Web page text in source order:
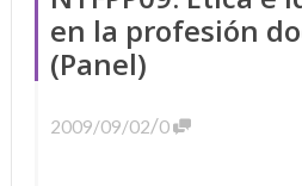
en la profesión
(Panel)
2009/09/02/0